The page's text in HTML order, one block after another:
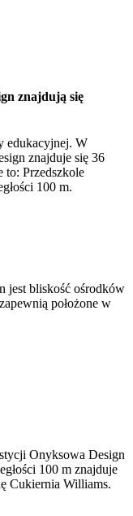
znajdują się
edukacyjnej. W
znajduje się 36
to: Przedszkole
100 m.
jest bliskość ośrodków
położone w
Onyksowa Design
100 m znajduje
Cukiernia Williams.